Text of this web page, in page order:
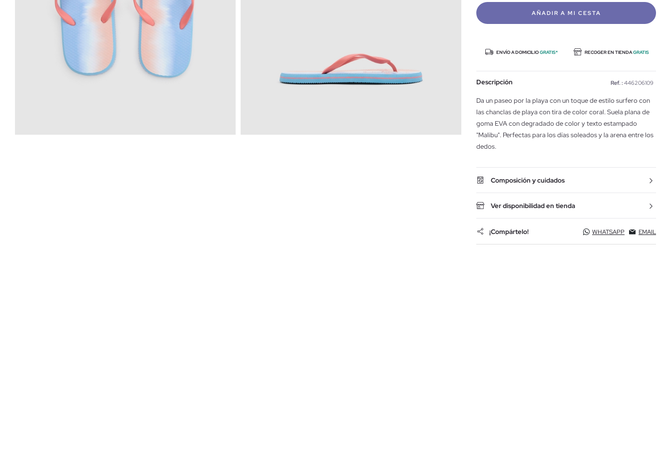
AÑADIR A MI CESTA
ENVÍO A DOMICILIOGRATIS* RECOGER EN TIENDAGRATIS
Descripción Ref. : 446206109
Da un paseo por la playa con un toque de estilo surfero con
las chanclas de playa con tira de color coral. Suela plana de
goma EVA con degradado de color y texto estampado
"Malibu". Perfectas para los días soleados y la arena entre los
dedos.
Composición y cuidados
Ver disponibilidad en tienda
¡Compártelo! WHATSAPP EMAIL